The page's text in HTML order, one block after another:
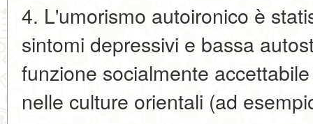
4. L'umorismo autoironico è
sintomi depressivi e bassa
funzione socialmente
nelle culture orientali (ad